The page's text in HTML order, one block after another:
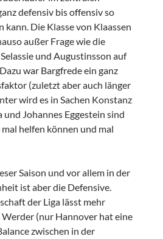
defensiv bis offensiv so
kann. Die Klasse von Klaassen
außer Frage wie die
und Augustinsson auf
war Bargfrede ein ganz
(zuletzt aber auch länger
wird es in Sachen Konstanz
und Johannes Eggestein sind
helfen können und mal
Saison und vor allem in der
ist aber die Defensive.
der Liga lässt mehr
(nur Hannover hat eine
zwischen in der